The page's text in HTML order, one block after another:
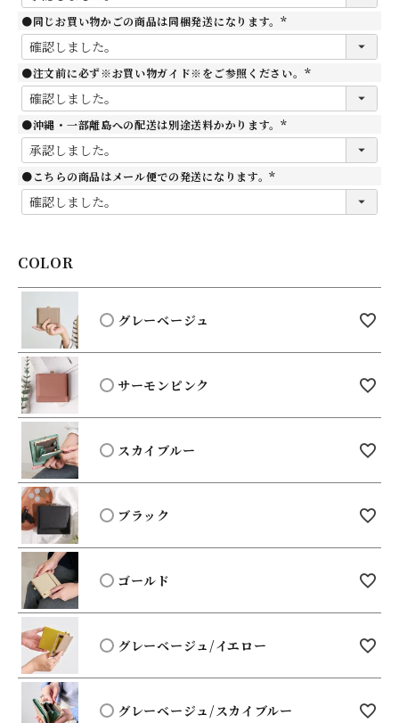
)
●同じお買い物かごの商品は同梱発送になります。
(
)
●注文前に必ず※お買い物ガイド※をご参照ください。
(
)
●沖縄・一部離島への配送は別途送料かかります。
(
)
●こちらの商品はメール便での発送になります。
(
)
COLOR
グレーベージュ
サーモンピンク
スカイブルー
ブラック
ゴールド
グレーベージュ/イエロー
グレーベージュ/スカイブルー